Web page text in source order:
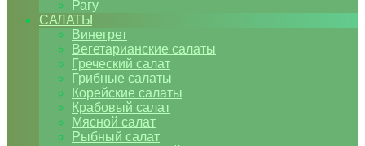
Рагу
САЛАТЫ
Винегрет
Вегетарианские салаты
Греческий салат
Грибные салаты
Корейские салаты
Крабовый салат
Мясной салат
Рыбный салат